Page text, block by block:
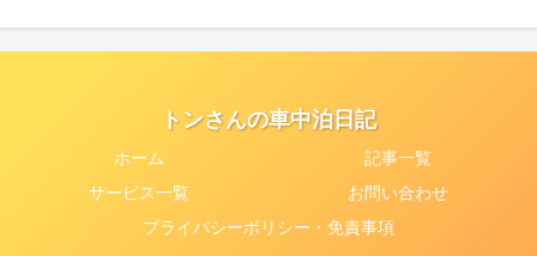
トンさんの車中泊日記
ホーム
記事一覧
サービス一覧
お問い合わせ
プライバシーポリシー・免責事項